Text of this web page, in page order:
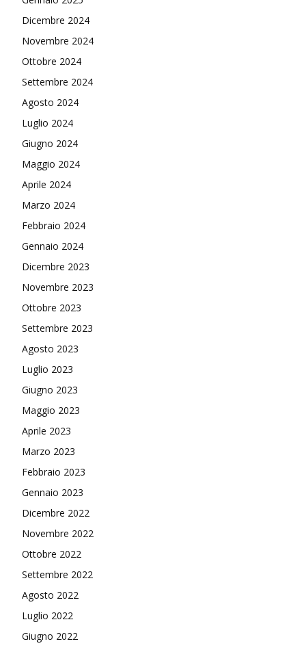
Dicembre 2024
Novembre 2024
Ottobre 2024
Settembre 2024
Agosto 2024
Luglio 2024
Giugno 2024
Maggio 2024
Aprile 2024
Marzo 2024
Febbraio 2024
Gennaio 2024
Dicembre 2023
Novembre 2023
Ottobre 2023
Settembre 2023
Agosto 2023
Luglio 2023
Giugno 2023
Maggio 2023
Aprile 2023
Marzo 2023
Febbraio 2023
Gennaio 2023
Dicembre 2022
Novembre 2022
Ottobre 2022
Settembre 2022
Agosto 2022
Luglio 2022
Giugno 2022